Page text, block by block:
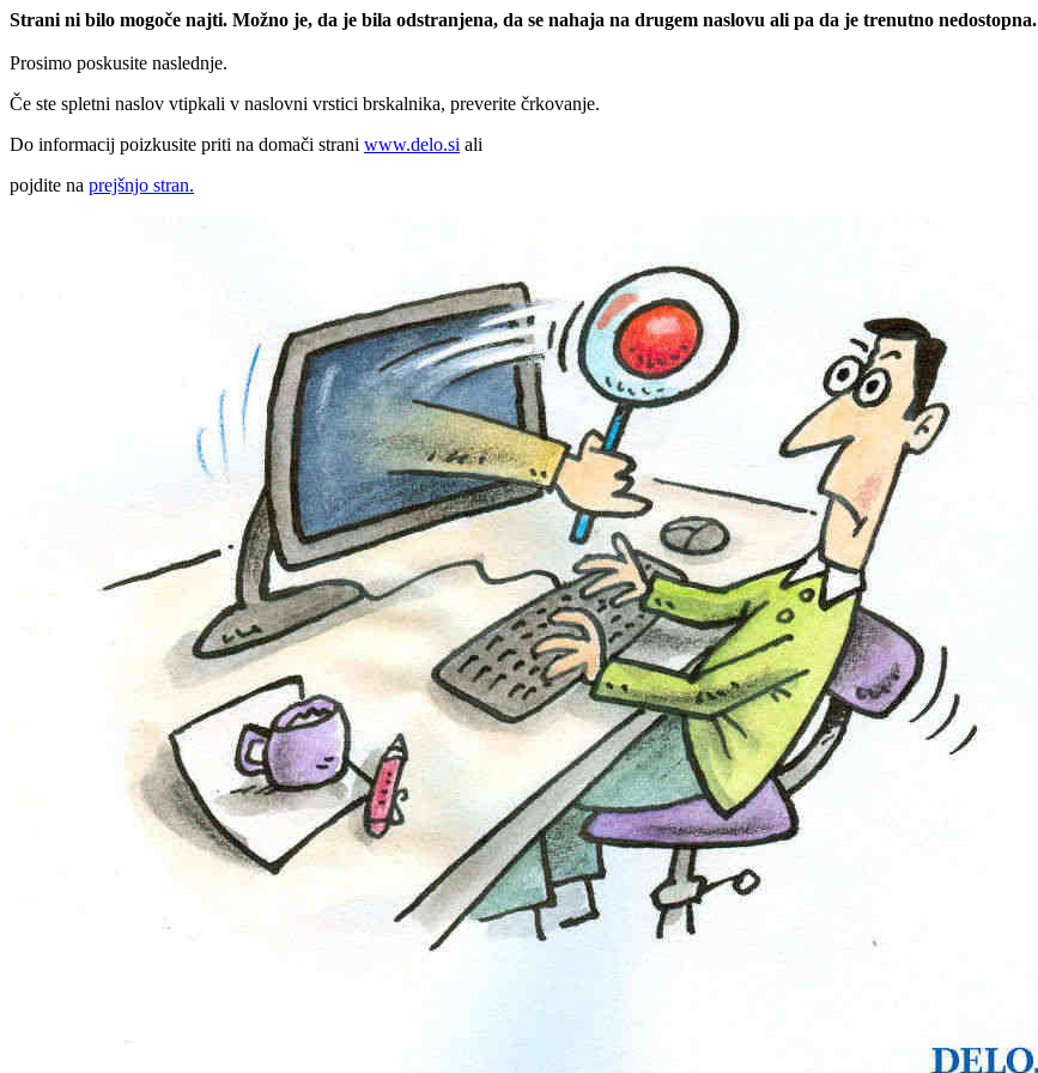
Strani ni bilo mogoče najti. Možno je, da je bila odstranjena, da se nahaja na drugem naslovu ali pa da je trenutno nedostopna.
Prosimo poskusite naslednje.
Če ste spletni naslov vtipkali v naslovni vrstici brskalnika, preverite črkovanje.
Do informacij poizkusite priti na domači strani www.delo.si ali
pojdite na prejšnjo stran.